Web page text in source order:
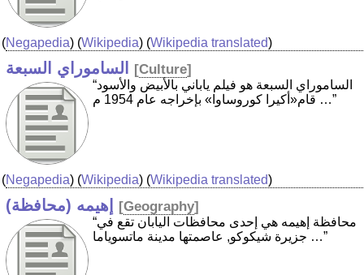
(Negapedia) (Wikipedia) (Wikipedia translated)
الساموراي السبعة [Culture]
“الساموراي السبعة هو فيلم ياباني بالأبيض والأسود
قام«أكيرا كوروساوا» بإخراجه عام 1954 م …”
(Negapedia) (Wikipedia) (Wikipedia translated)
إهيمه (محافظة) [Geography]
“محافظة إهيمه هي إحدى محافظات اليابان تقع في
جزيرة شيكوكو, عاصمتها مدينة ماتسوياما …”